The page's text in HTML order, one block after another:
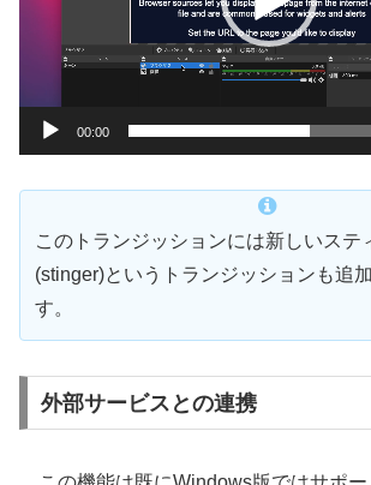
00:00
このトランジッションには新しいステ
(stinger)というトランジッションも追
す。
外部サービスとの連携